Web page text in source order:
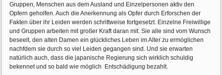
Gruppen, Menschen aus dem Ausland und Einzelpersonen aktiv den
Opfern geholfen. Auch die Anerkennung als Opfer durch Erforschen der
Fakten über ihr Leiden werden schrittweise fortgesetzt. Einzelne Freiwillige
und Gruppen arbeiten mit großer Kraft daran mit. Sie alle sind vom Wunsch
beseelt, den alten Damen ein glückliches Leben im Alter zu ermöglichen
nachfdem sie durch so viel Leiden gegangen sind. Und sie erwarten
natürlich auch, dass die japanische Regierung sich wirklich schuldig
bekennet und so bald wie möglich Entschädigung bezahlt.